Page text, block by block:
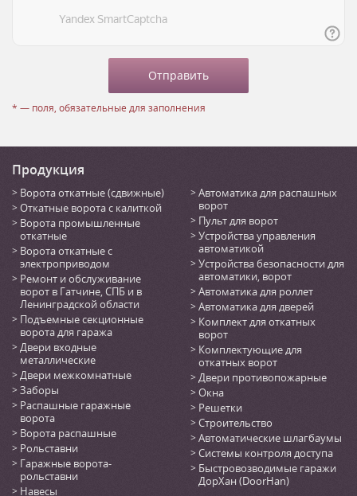
* — поля, обязательные для заполнения
Продукция
Ворота откатные (сдвижные)
Откатные ворота с калиткой
Ворота промышленные
откатные
Ворота откатные с
электроприводом
Ремонт и обслуживание
ворот в Гатчине, СПБ и в
Ленинградской области
Подъемные секционные
ворота для гаража
Двери входные
металлические
Двери межкомнатные
Заборы
Распашные гаражные
ворота
Ворота распашные
Рольставни
Гаражные ворота-
рольставни
Навесы
Автоматика для распашных
ворот
Пульт для ворот
Устройства управления
автоматикой
Устройства безопасности для
автоматики, ворот
Автоматика для роллет
Автоматика для дверей
Комплект для откатных
ворот
Комплектующие для
откатных ворот
Двери противопожарные
Окна
Решетки
Строительство
Автоматические шлагбаумы
Системы контроля доступа
Быстровозводимые гаражи
ДорХан (DoorHan)